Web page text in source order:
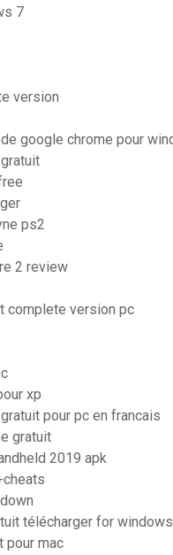
7
version
google chrome pour
ps2
2 review
complete version pc
xp
pour pc en francais
gratuit
2019 apk
télécharger for windows
pour mac